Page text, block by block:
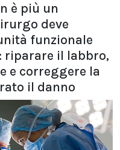
è più un
deve
funzionale
riparare il labbro,
e correggere la
il danno